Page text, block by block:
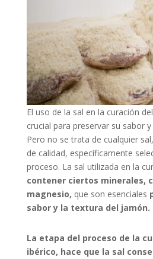
El uso de la sal en la curación
crucial para preservar su sabor
Pero no se trata de cualquier
de calidad, específicamente
proceso. La sal utilizada en la
contener ciertos minerales,
magnesio, que son esenciales
sabor y la textura del jamón.
La etapa del proceso de la
ibérico, hace que la sal